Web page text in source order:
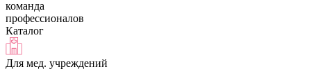
команда
профессионалов
Каталог
Для мед. учреждений